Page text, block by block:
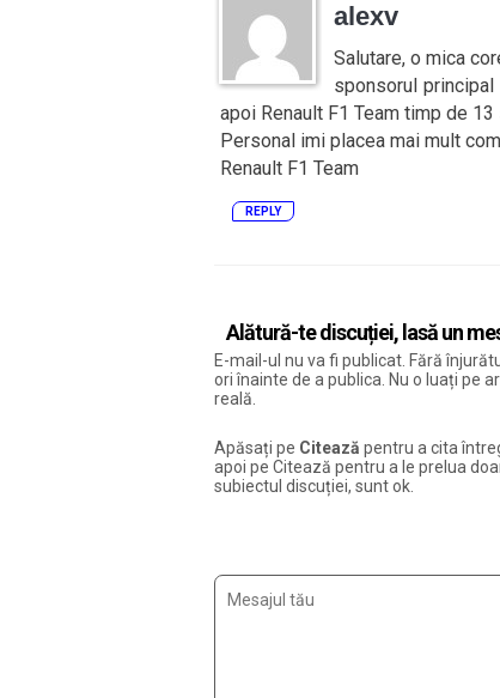
alexv
Salutare, o mica
sponsorul
apoi Renault F1 Team timp de
Personal imi placea mai mult
Renault F1 Team
REPLY
Alătură-te discuției, lasă un
E-mail-ul nu va fi publicat. Fără
ori înainte de a publica. Nu o luați pe
reală.
Apăsați pe Citează pentru a cita
apoi pe Citează pentru a le prelua
subiectul discuției, sunt ok.